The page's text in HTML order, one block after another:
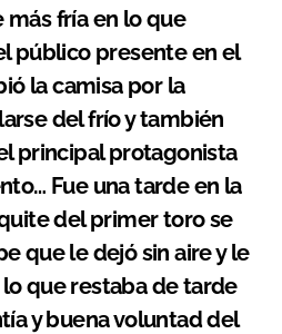
fría en lo que
público presente en el
la camisa por la
del frío y también
principal protagonista
Fue una tarde en la
del primer toro se
que le dejó sin aire y le
que restaba de tarde
y buena voluntad del